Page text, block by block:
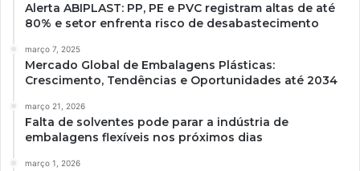
Alerta ABIPLAST: PP, PE e PVC registram altas de até
80% e setor enfrenta risco de desabastecimento
março 7, 2025
Mercado Global de Embalagens Plásticas:
Crescimento, Tendências e Oportunidades até 2034
março 21, 2026
Falta de solventes pode parar a indústria de
embalagens flexíveis nos próximos dias
março 1, 2026